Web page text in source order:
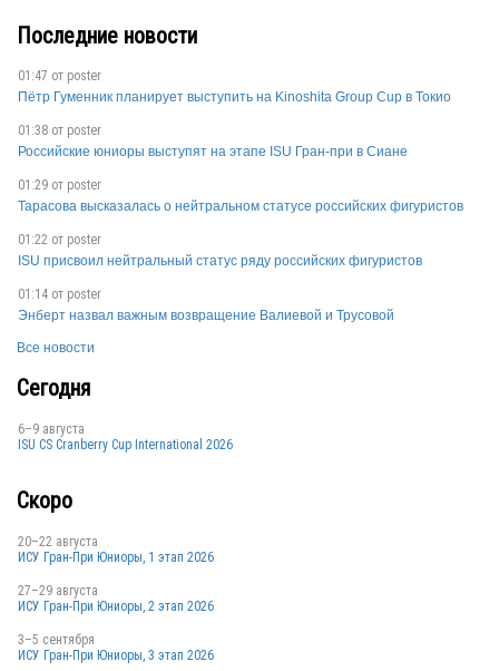
Последние новости
01:47 от poster
Пётр Гуменник планирует выступить на Kinoshita Group Cup в Токио
01:38 от poster
Российские юниоры выступят на этапе ISU Гран-при в Сиане
01:29 от poster
Тарасова высказалась о нейтральном статусе российских фигуристов
01:22 от poster
ISU присвоил нейтральный статус ряду российских фигуристов
01:14 от poster
Энберт назвал важным возвращение Валиевой и Трусовой
Все новости
Сегодня
6–9 августа
ISU CS Cranberry Cup International 2026
Скоро
20–22 августа
ИСУ Гран-При Юниоры, 1 этап 2026
27–29 августа
ИСУ Гран-При Юниоры, 2 этап 2026
3–5 сентября
ИСУ Гран-При Юниоры, 3 этап 2026